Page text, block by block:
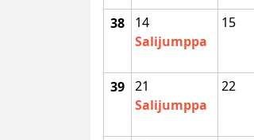
38
14
Salijumppa
15
39 21
Salijumppa
22